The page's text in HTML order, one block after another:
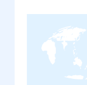
2025
2023